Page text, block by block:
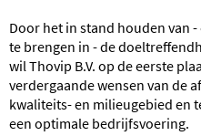
Door het in stand houden van
te brengen in - de
wil Thovip B.V. op de eerste
verdergaande wensen van de
kwaliteits- en milieugebied en
een optimale bedrijfsvoering.